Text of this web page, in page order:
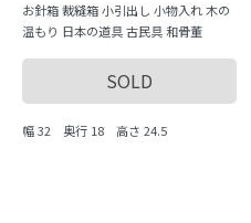
お針箱 裁縫箱 小引出し 小物入れ 木の
温もり 日本の道具 古民具 和骨董
SOLD
幅 32 奥行 18 高さ 24.5